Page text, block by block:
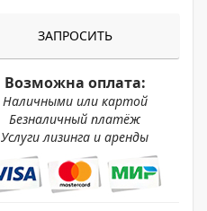
ЗАПРОСИТЬ
Возможна оплата:
Наличными или картой
Безналичный платёж
Услуги лизинга и аренды